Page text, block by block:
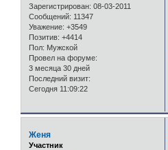
Зарегистрирован: 08-03-2011
Сообщений: 11347
Уважение: +3549
Позитив: +4414
Пол: Мужской
Провел на форуме:
3 месяца 30 дней
Последний визит:
Сегодня 11:09:22
Женя
Участник